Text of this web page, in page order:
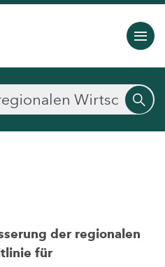
der regionalen
für